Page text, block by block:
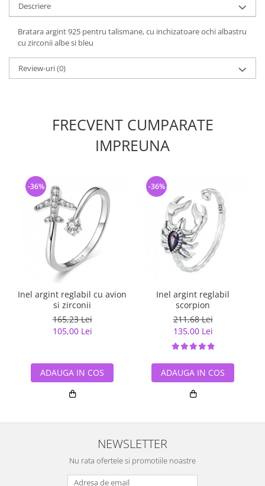
Descriere
Bratara argint 925 pentru talismane, cu inchizatoare ochi albastru
cu zirconii albe si bleu
Review-uri(0)
FRECVENT CUMPARATE
IMPREUNA
Inel argint reglabil cu avion
si zirconii
165,23 Lei
105,00 Lei
-36%
ADAUGA IN COS
Inel argint reglabil
scorpion
211,68 Lei
135,00 Lei
-36%
ADAUGA IN COS
NEWSLETTER
Nu rata ofertele si promotiile noastre